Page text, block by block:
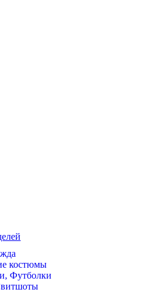
костюмы
Футболки